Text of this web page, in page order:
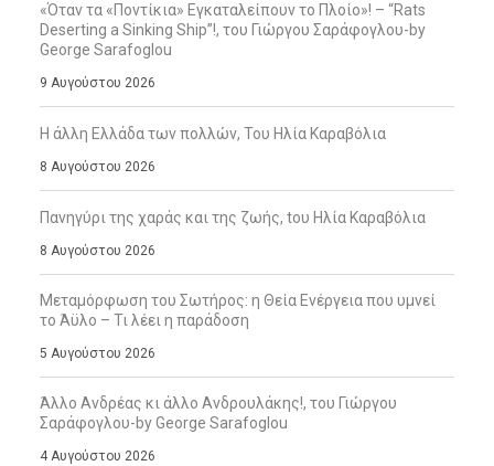
«Όταν τα «Ποντίκια» Εγκαταλείπουν το Πλοίο»! – “Rats
Deserting a Sinking Ship”!, του Γιώργου Σαράφογλου-by
George Sarafoglou
9 Αυγούστου 2026
Η άλλη Ελλάδα των πολλών, Του Ηλία Καραβόλια
8 Αυγούστου 2026
Πανηγύρι της χαράς και της ζωής, tου Ηλία Καραβόλια
8 Αυγούστου 2026
Μεταμόρφωση του Σωτήρος: η Θεία Ενέργεια που υμνεί
το Άϋλο – Τι λέει η παράδοση
5 Αυγούστου 2026
Άλλο Ανδρέας κι άλλο Ανδρουλάκης!, του Γιώργου
Σαράφογλου-by George Sarafoglou
4 Αυγούστου 2026